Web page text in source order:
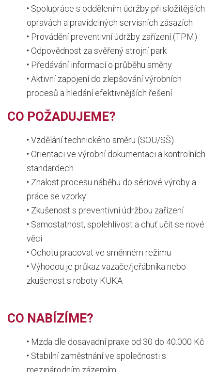
• Spolupráce s oddělením údržby při složitějších
opravách a pravidelných servisních zásazích
• Provádění preventivní údržby zařízení (TPM)
• Odpovědnost za svěřený strojní park
• Předávání informací o průběhu směny
• Aktivní zapojení do zlepšování výrobních
procesů a hledání efektivnějších řešení
CO POŽADUJEME?
• Vzdělání technického směru (SOU/SŠ)
• Orientaci ve výrobní dokumentaci a kontrolních
standardech
• Znalost procesu náběhu do sériové výroby a
práce se vzorky
• Zkušenost s preventivní údržbou zařízení
• Samostatnost, spolehlivost a chuť učit se nové
věci
• Ochotu pracovat ve směnném režimu
• Výhodou je průkaz vazače/jeřábníka nebo
zkušenost s roboty KUKA
CO NABÍZÍME?
• Mzda dle dosavadní praxe od 30 do 40.000 Kč
• Stabilní zaměstnání ve společnosti s
mezinárodním zázemím